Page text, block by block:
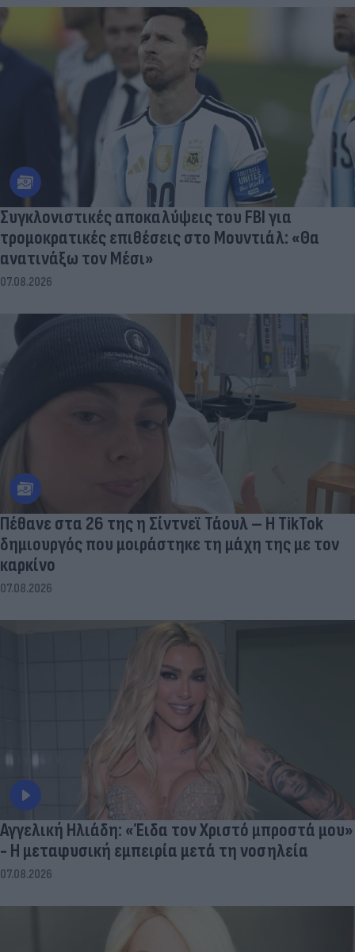
Συγκλονιστικές αποκαλύψεις του FBI για
τρομοκρατικές επιθέσεις στο Μουντιάλ: «Θα
ανατινάξω τον Μέσι»
07.08.2026
Πέθανε στα 26 της η Σίντνεϊ Τάουλ – Η TikTok
δημιουργός που μοιράστηκε τη μάχη της με τον
καρκίνο
07.08.2026
Αγγελική Ηλιάδη: «Έιδα τον Χριστό μπροστά μου»
- Η μεταφυσική εμπειρία μετά τη νοσηλεία
07.08.2026